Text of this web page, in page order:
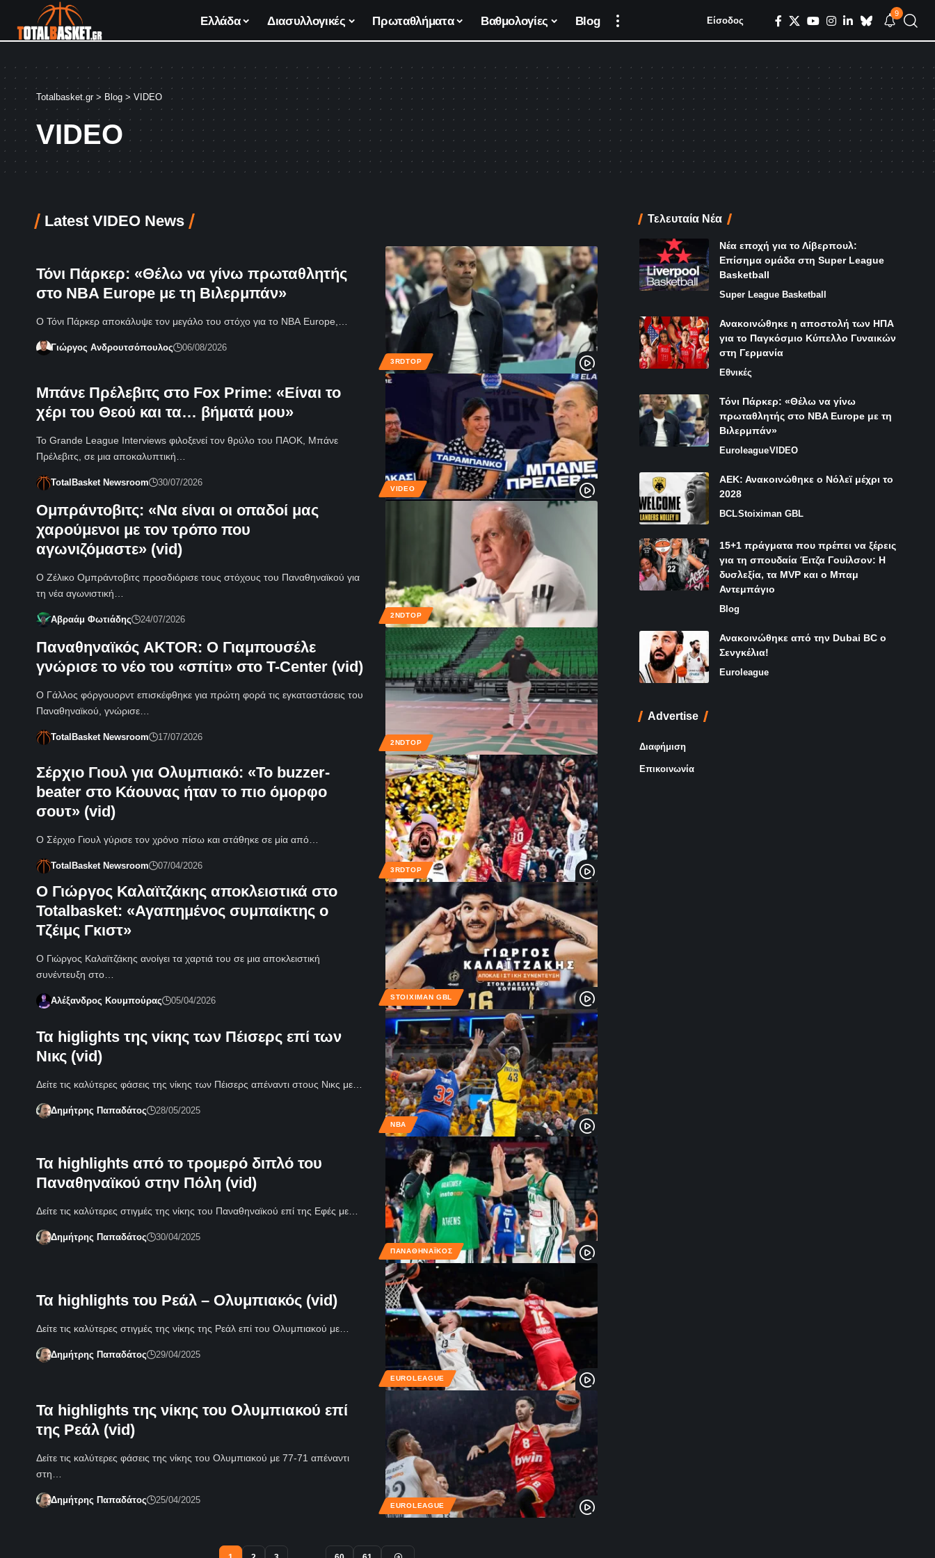
Ελλάδα Διασυλλογικές Πρωταθλήματα Βαθμολογίες Blog Είσοδος
9
Totalbasket.gr > Blog > VIDEO
VIDEO
Latest VIDEO News
3RDTOP
Τόνι Πάρκερ: «Θέλω να γίνω πρωταθλητής
στο NBA Europe με τη Βιλερμπάν»
Ο Τόνι Πάρκερ αποκάλυψε τον μεγάλο του στόχο για το NBA Europe,…
Γιώργος Ανδρουτσόπουλος 06/08/2026
VIDEO
Μπάνε Πρέλεβιτς στο Fox Prime: «Είναι το
χέρι του Θεού και τα… βήματά μου»
Το Grande League Interviews φιλοξενεί τον θρύλο του ΠΑΟΚ, Μπάνε
Πρέλεβιτς, σε μια αποκαλυπτική…
TotalBasket Newsroom 30/07/2026
2NDTOP
Ομπράντοβιτς: «Να είναι οι οπαδοί μας
χαρούμενοι με τον τρόπο που
αγωνιζόμαστε» (vid)
Ο Ζέλικο Ομπράντοβιτς προσδιόρισε τους στόχους του Παναθηναϊκού για
τη νέα αγωνιστική…
Αβραάμ Φωτιάδης 24/07/2026
2NDTOP
Παναθηναϊκός AKTOR: Ο Γιαμπουσέλε
γνώρισε το νέο του «σπίτι» στο T-Center (vid)
Ο Γάλλος φόργουορντ επισκέφθηκε για πρώτη φορά τις εγκαταστάσεις του
Παναθηναϊκού, γνώρισε…
TotalBasket Newsroom 17/07/2026
3RDTOP
Σέρχιο Γιουλ για Ολυμπιακό: «Το buzzer-
beater στο Κάουνας ήταν το πιο όμορφο
σουτ» (vid)
Ο Σέρχιο Γιουλ γύρισε τον χρόνο πίσω και στάθηκε σε μία από…
TotalBasket Newsroom 07/04/2026
STOIXIMAN GBL
Ο Γιώργος Καλαϊτζάκης αποκλειστικά στο
Totalbasket: «Αγαπημένος συμπαίκτης ο
Τζέιμς Γκιστ»
Ο Γιώργος Καλαϊτζάκης ανοίγει τα χαρτιά του σε μια αποκλειστική
συνέντευξη στο…
Αλέξανδρος Κουμπούρας 05/04/2026
NBA
Τα higlights της νίκης των Πέισερς επί των
Νικς (vid)
Δείτε τις καλύτερες φάσεις της νίκης των Πέισερς απέναντι στους Νικς με…
Δημήτρης Παπαδάτος 28/05/2025
ΠΑΝΑΘΗΝΑΪΚΌΣ
Τα highlights από το τρομερό διπλό του
Παναθηναϊκού στην Πόλη (vid)
Δείτε τις καλύτερες στιγμές της νίκης του Παναθηναϊκού επί της Εφές με…
Δημήτρης Παπαδάτος 30/04/2025
EUROLEAGUE
Τα highlights του Ρεάλ – Ολυμπιακός (vid)
Δείτε τις καλύτερες στιγμές της νίκης της Ρεάλ επί του Ολυμπιακού με…
Δημήτρης Παπαδάτος 29/04/2025
EUROLEAGUE
Τα highlights της νίκης του Ολυμπιακού επί
της Ρεάλ (vid)
Δείτε τις καλύτερες φάσεις της νίκης του Ολυμπιακού με 77-71 απέναντι
στη…
Δημήτρης Παπαδάτος 25/04/2025
Τελευταία Νέα
Νέα εποχή για το Λίβερπουλ:
Επίσημα ομάδα στη Super League
Basketball
Super League Basketball
Ανακοινώθηκε η αποστολή των ΗΠΑ
για το Παγκόσμιο Κύπελλο Γυναικών
στη Γερμανία
Εθνικές
Τόνι Πάρκερ: «Θέλω να γίνω
πρωταθλητής στο NBA Europe με τη
Βιλερμπάν»
EuroleagueVIDEO
ΑΕΚ: Ανακοινώθηκε ο Νόλεϊ μέχρι το
2028
BCLStoiximan GBL
15+1 πράγματα που πρέπει να ξέρεις
για τη σπουδαία Έιτζα Γουίλσον: Η
δυσλεξία, τα MVP και ο Μπαμ
Αντεμπάγιο
Blog
Ανακοινώθηκε από την Dubai BC ο
Σενγκέλια!
Euroleague
Advertise
Διαφήμιση
Επικοινωνία